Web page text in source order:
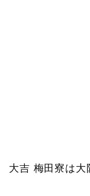
大吉 梅田寮は大